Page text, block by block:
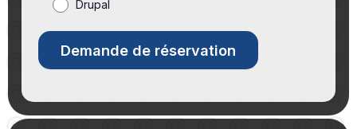
Drupal